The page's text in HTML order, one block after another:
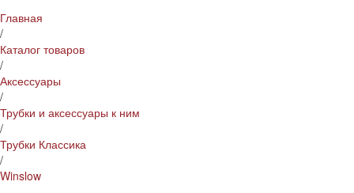
Главная
/
Каталог товаров
/
Аксессуары
/
Трубки и аксессуары к ним
/
Трубки Классика
/
Winslow